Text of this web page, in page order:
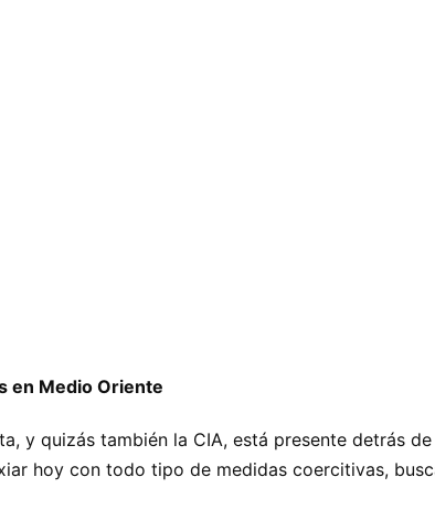
en Medio Oriente
y quizás también la CIA, está presente detrás
hoy con todo tipo de medidas coercitivas,